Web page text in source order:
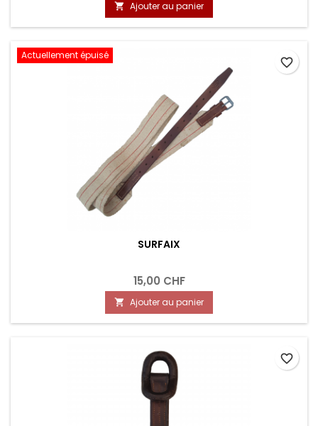
 Ajouter au panier
Actuellement épuisé
SURFAIX
15,00 CHF
 Ajouter au panier
favorite_border
favorite_border